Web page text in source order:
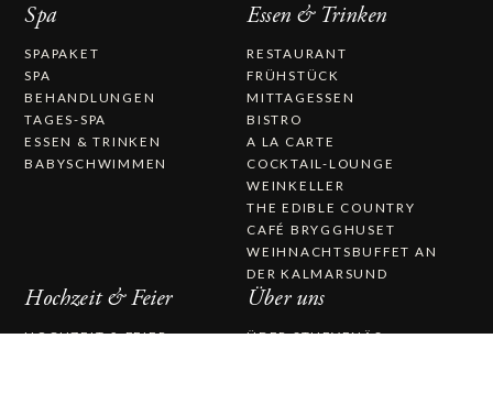
Spa
SPAPAKET
SPA
BEHANDLUNGEN
TAGES-SPA
ESSEN & TRINKEN
BABYSCHWIMMEN
Essen & Trinken
RESTAURANT
FRÜHSTÜCK
MITTAGESSEN
BISTRO
A LA CARTE
COCKTAIL-LOUNGE
WEINKELLER
THE EDIBLE COUNTRY
CAFÉ BRYGGHUSET
WEIHNACHTSBUFFET AN
DER KALMARSUND
Hochzeit & Feier
HOCHZEIT & FEIER
Über uns
ÜBER STUFVENÄS